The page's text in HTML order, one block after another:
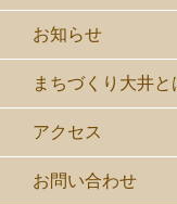
お知らせ
まちづくり大井と
アクセス
お問い合わせ